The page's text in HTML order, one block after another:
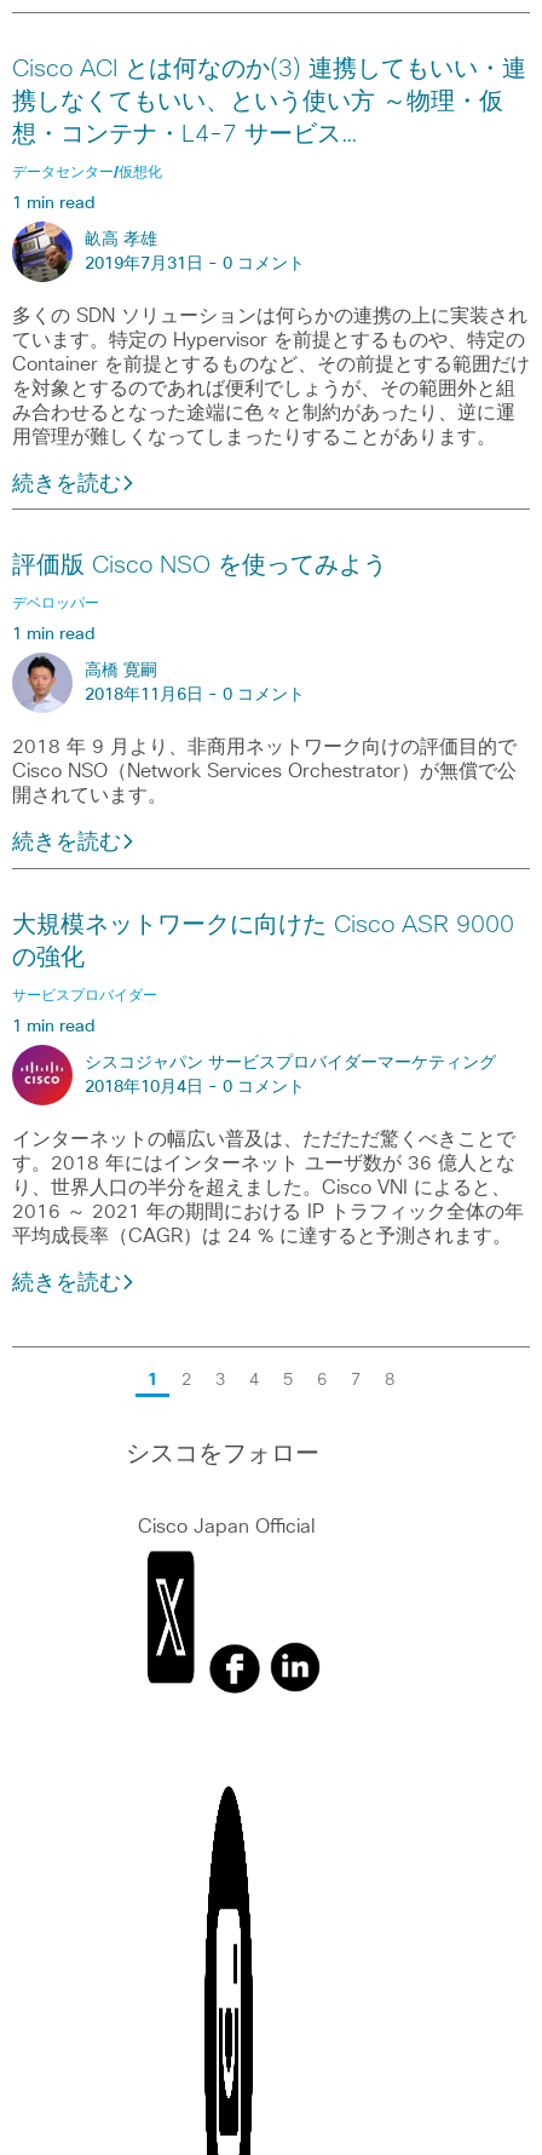
Cisco ACI とは何なのか(3) 連携してもいい・連
携しなくてもいい、という使い方 ～物理・仮
想・コンテナ・L4-7 サービス…
データセンター/仮想化
1 min read
畝高 孝雄
2019年7月31日 - 0 コメント
多くの SDN ソリューションは何らかの連携の上に実装され
ています。特定の Hypervisor を前提とするものや、特定の
Container を前提とするものなど、その前提とする範囲だけ
を対象とするのであれば便利でしょうが、その範囲外と組
み合わせるとなった途端に色々と制約があったり、逆に運
用管理が難しくなってしまったりすることがあります。
続きを読む
評価版 Cisco NSO を使ってみよう
デベロッパー
1 min read
高橋 寛嗣
2018年11月6日 - 0 コメント
2018 年 9 月より、非商用ネットワーク向けの評価目的で
Cisco NSO（Network Services Orchestrator）が無償で公
開されています。
続きを読む
大規模ネットワークに向けた Cisco ASR 9000
の強化
サービスプロバイダー
1 min read
シスコジャパン サービスプロバイダーマーケティング
2018年10月4日 - 0 コメント
インターネットの幅広い普及は、ただただ驚くべきことで
す。2018 年にはインターネット ユーザ数が 36 億人とな
り、世界人口の半分を超えました。Cisco VNI によると、
2016 ～ 2021 年の期間における IP トラフィック全体の年
平均成長率（CAGR）は 24 % に達すると予測されます。
続きを読む
1 2 3 4 5 6 7 8
シスコをフォロー
Cisco Japan Official